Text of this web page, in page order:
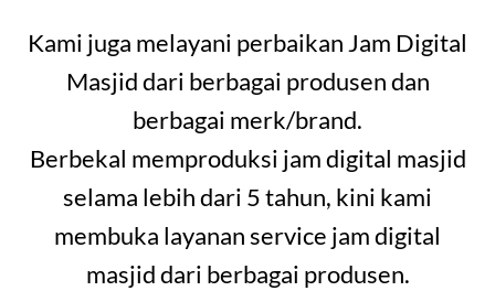
Kami juga melayani perbaikan Jam Digital
Masjid dari berbagai produsen dan
berbagai merk/brand.
Berbekal memproduksi jam digital masjid
selama lebih dari 5 tahun, kini kami
membuka layanan service jam digital
masjid dari berbagai produsen.